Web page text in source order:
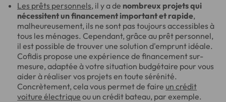
Les prêts personnels, il y a de nombreux projets qui
nécessitent un financement important et rapide,
malheureusement, ils ne sont pas toujours accessibles à
tous les ménages. Cependant, grâce au prêt personnel,
il est possible de trouver une solution d'emprunt idéale.
Cofidis propose une expérience de financement sur-
mesure, adaptée à votre situation budgétaire pour vous
aider à réaliser vos projets en toute sérénité.
Concrètement, cela vous permet de faire un crédit
voiture électrique ou un crédit bateau, par exemple.